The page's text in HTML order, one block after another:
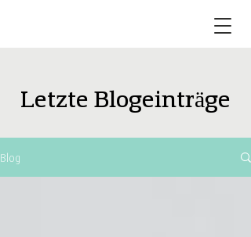
Letzte Blogeinträge
Blog